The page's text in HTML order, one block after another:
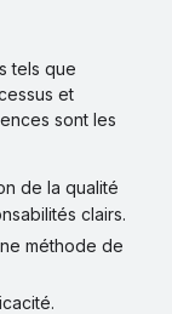
tels que
et
sont les
de la qualité
clairs.
méthode de